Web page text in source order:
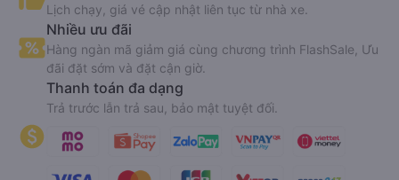
Lịch chạy, giá vé cập nhật liên tục từ nhà xe.
Nhiều ưu đãi
Hàng ngàn mã giảm giá cùng chương trình FlashSale, Ưu
đãi đặt sớm và đặt cận giờ.
Thanh toán đa dạng
Trả trước lẫn trả sau, bảo mật tuyệt đối.